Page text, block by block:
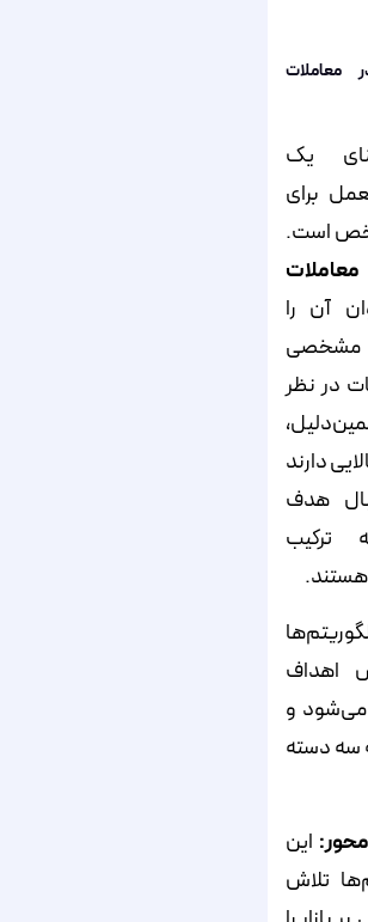
معاملات
یک
برای
است.
معاملات
آن را
مشخصی
در نظر
دارند
هدف
ترکیب
اهداف
می‌شود و
سه دسته
این
تلاش